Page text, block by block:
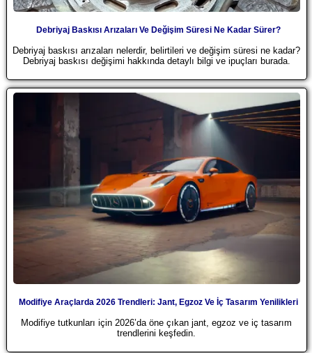
Debriyaj Baskısı Arızaları Ve Değişim Süresi Ne Kadar Sürer?
Debriyaj baskısı arızaları nelerdir, belirtileri ve değişim süresi ne kadar?
Debriyaj baskısı değişimi hakkında detaylı bilgi ve ipuçları burada.
Modifiye Araçlarda 2026 Trendleri: Jant, Egzoz Ve İç Tasarım Yenilikleri
Modifiye tutkunları için 2026’da öne çıkan jant, egzoz ve iç tasarım
trendlerini keşfedin.